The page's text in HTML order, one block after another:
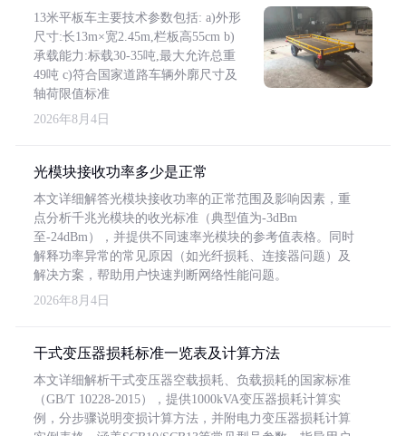
13米平板车主要技术参数包括: a)外形
尺寸:长13m×宽2.45m,栏板高55cm b)
承载能力:标载30-35吨,最大允许总重
49吨 c)符合国家道路车辆外廓尺寸及
轴荷限值标准
2026年8月4日
光模块接收功率多少是正常
本文详细解答光模块接收功率的正常范围及影响因素，重
点分析千兆光模块的收光标准（典型值为-3dBm
至-24dBm），并提供不同速率光模块的参考值表格。同时
解释功率异常的常见原因（如光纤损耗、连接器问题）及
解决方案，帮助用户快速判断网络性能问题。
2026年8月4日
干式变压器损耗标准一览表及计算方法
本文详细解析干式变压器空载损耗、负载损耗的国家标准
（GB/T 10228-2015），提供1000kVA变压器损耗计算实
例，分步骤说明变损计算方法，并附电力变压器损耗计算